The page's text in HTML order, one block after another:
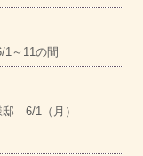
～11の間
6/1（月）